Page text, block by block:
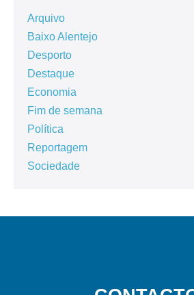
Arquivo
Baixo Alentejo
Desporto
Destaque
Economia
Fim de semana
Política
Reportagem
Sociedade